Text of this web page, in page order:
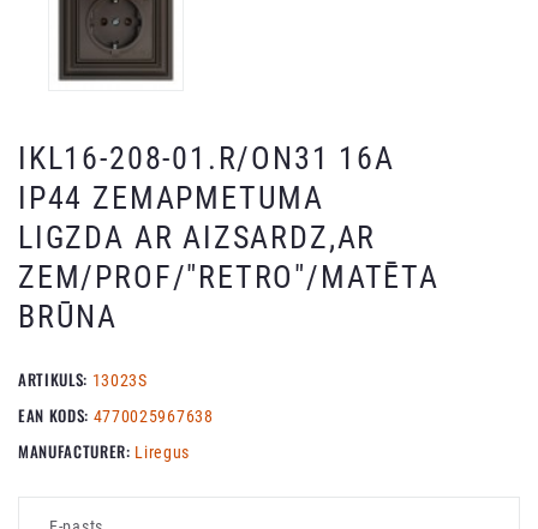
IKL16-208-01.R/ON31 16A
IP44 ZEMAPMETUMA
LIGZDA AR AIZSARDZ,AR
ZEM/PROF/"RETRO"/MATĒTA
BRŪNA
ARTIKULS: 13023S
EAN KODS: 4770025967638
MANUFACTURER: Liregus